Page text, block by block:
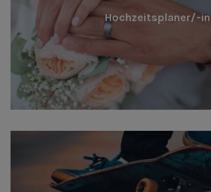
Hochzeitsplaner/-in